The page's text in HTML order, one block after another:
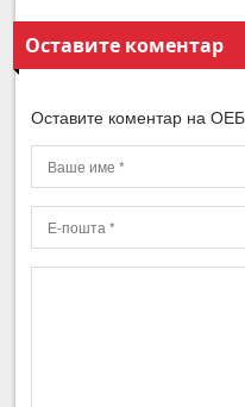
Оставите коментар
Оставите коментар на